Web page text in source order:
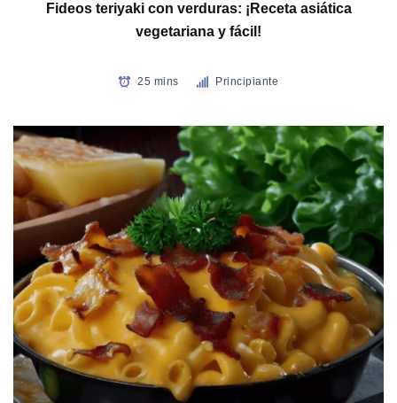
Fideos teriyaki con verduras: ¡Receta asiática
vegetariana y fácil!
25 mins Principiante